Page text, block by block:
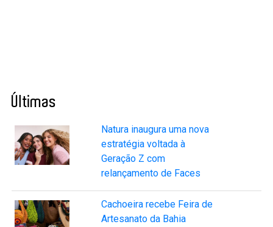
Últimas
Natura inaugura uma nova
estratégia voltada à
Geração Z com
relançamento de Faces
Cachoeira recebe Feira de
Artesanato da Bahia